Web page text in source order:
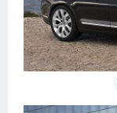
Спецтехника